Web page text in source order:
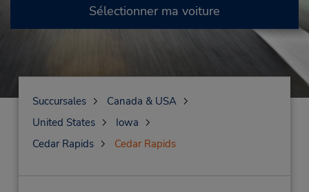
Sélectionner ma voiture
Succursales
Canada & USA
United States
Iowa
Cedar Rapids
Cedar Rapids